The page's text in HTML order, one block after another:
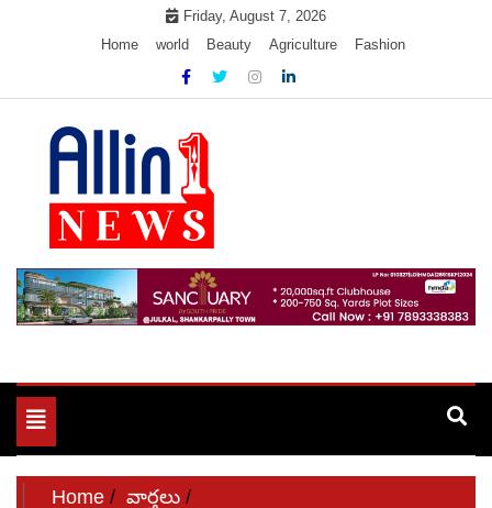
Friday, August 7, 2026
Home
world Beauty Agriculture Fashion
Allin1news
Toggle
navigation
Home
వార్తలు